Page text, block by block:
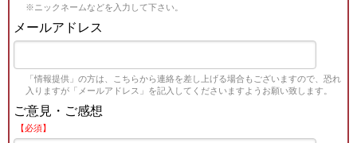
※ニックネームなどを入力して下さい。
メールアドレス
「情報提供」の方は、こちらから連絡を差し上げる場合もございますので、恐れ
入りますが「メールアドレス」を記入してくださいますようお願い致します。
ご意見・ご感想
【必須】